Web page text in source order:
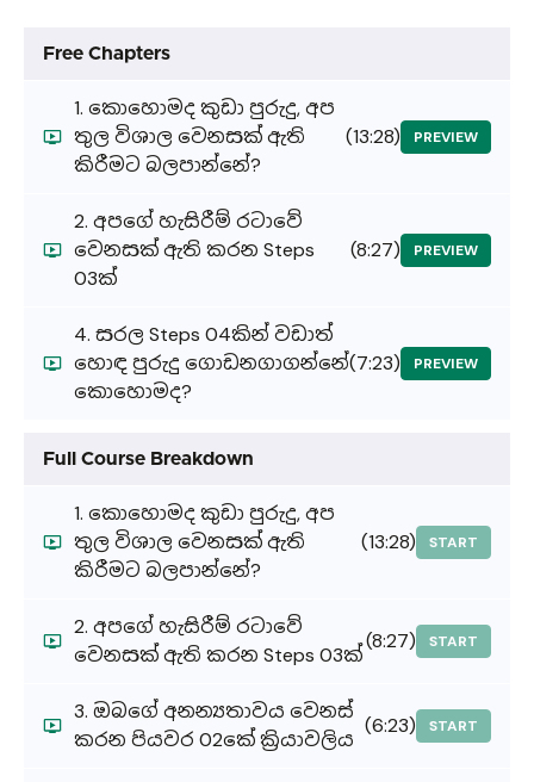
Free Chapters
1. කොහොමද කුඩා පුරුදු, අප
තුල විශාල වෙනසක් ඇති
කිරීමට බලපාන්නේ?
(13:28) PREVIEW
2. අපගේ හැසිරීම් රටාවේ
වෙනසක් ඇති කරන Steps
03ක්‌
(8:27) PREVIEW
4. සරල Steps 04කින් වඩාත්
හොඳ පුරුදු ගොඩනගාගන්නේ
කොහොමද?
(7:23) PREVIEW
Full Course Breakdown
1. කොහොමද කුඩා පුරුදු, අප
තුල විශාල වෙනසක් ඇති
කිරීමට බලපාන්නේ?
(13:28) START
2. අපගේ හැසිරීම් රටාවේ
වෙනසක් ඇති කරන Steps 03ක්‌
(8:27) START
3. ඔබගේ අනන්‍යතාවය වෙනස්
කරන පියවර 02කේ ක්‍රියාවලිය
(6:23) START